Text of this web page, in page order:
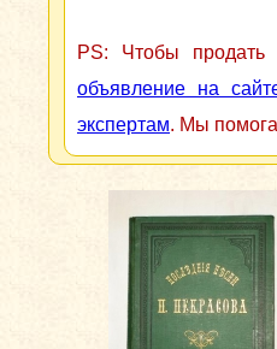
PS: Чтобы продать
объявление на
экспертам. Мы